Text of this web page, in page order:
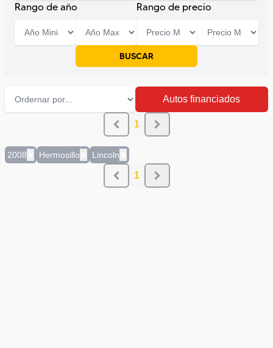
Rango de año Rango de precio
BUSCAR
Autos financiados
1
2008 Hermosillo Lincoln
1